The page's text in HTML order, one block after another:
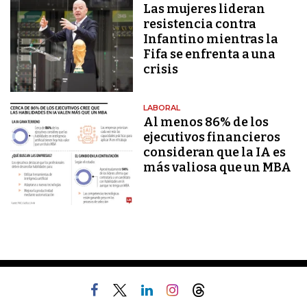
Las mujeres lideran
resistencia contra
Infantino mientras la
Fifa se enfrenta a una
crisis
LABORAL
Al menos 86% de los
ejecutivos financieros
consideran que la IA es
más valiosa que un MBA